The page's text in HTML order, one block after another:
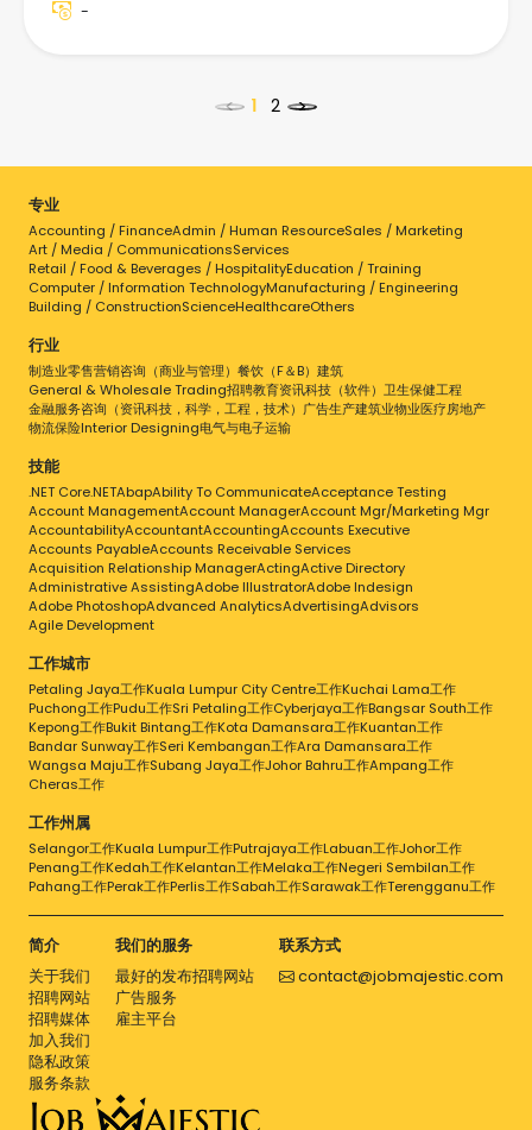
-
< >
点击工作查看详情
专业
Accounting / FinanceAdmin / Human ResourceSales / Marketing
Art / Media / CommunicationsServices
Retail / Food & Beverages / HospitalityEducation / Training
Computer / Information TechnologyManufacturing / Engineering
Building / ConstructionScienceHealthcareOthers
行业
制造业零售营销咨询（商业与管理） 餐饮（F＆B） 建筑
General & Wholesale Trading招聘教育资讯科技（软件） 卫生保健工程
金融服务咨询（资讯科技，科学，工程，技术） 广告生产建筑业物业医疗房地产
物流保险Interior Designing电气与电子运输
技能
.NET Core.NETAbapAbility To CommunicateAcceptance Testing
Account ManagementAccount ManagerAccount Mgr/Marketing Mgr
AccountabilityAccountantAccountingAccounts Executive
Accounts PayableAccounts Receivable Services
Acquisition Relationship ManagerActingActive Directory
Administrative AssistingAdobe IllustratorAdobe Indesign
Adobe PhotoshopAdvanced AnalyticsAdvertisingAdvisors
Agile Development
工作城市
Petaling Jaya工作Kuala Lumpur City Centre工作Kuchai Lama工作
Puchong工作Pudu工作Sri Petaling工作Cyberjaya工作Bangsar South工作
Kepong工作Bukit Bintang工作Kota Damansara工作Kuantan工作
Bandar Sunway工作Seri Kembangan工作Ara Damansara工作
Wangsa Maju工作Subang Jaya工作Johor Bahru工作Ampang工作
Cheras工作
工作州属
Selangor工作Kuala Lumpur工作Putrajaya工作Labuan工作Johor工作
Penang工作Kedah工作Kelantan工作Melaka工作Negeri Sembilan工作
Pahang工作Perak工作Perlis工作Sabah工作Sarawak工作Terengganu工作
简介
关于我们
招聘网站
招聘媒体
加入我们
隐私政策
服务条款
我们的服务
最好的发布招聘网站
广告服务
雇主平台
联系方式
contact@jobmajestic.com